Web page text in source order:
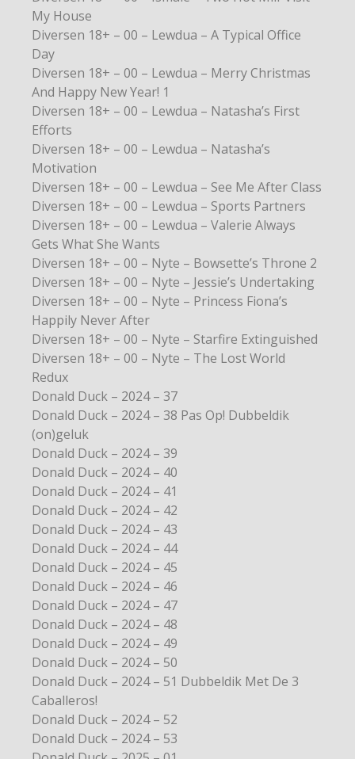
My House
Diversen 18+ – 00 – Lewdua – A Typical Office
Day
Diversen 18+ – 00 – Lewdua – Merry Christmas
And Happy New Year! 1
Diversen 18+ – 00 – Lewdua – Natasha’s First
Efforts
Diversen 18+ – 00 – Lewdua – Natasha’s
Motivation
Diversen 18+ – 00 – Lewdua – See Me After Class
Diversen 18+ – 00 – Lewdua – Sports Partners
Diversen 18+ – 00 – Lewdua – Valerie Always
Gets What She Wants
Diversen 18+ – 00 – Nyte – Bowsette’s Throne 2
Diversen 18+ – 00 – Nyte – Jessie’s Undertaking
Diversen 18+ – 00 – Nyte – Princess Fiona’s
Happily Never After
Diversen 18+ – 00 – Nyte – Starfire Extinguished
Diversen 18+ – 00 – Nyte – The Lost World
Redux
Donald Duck – 2024 – 37
Donald Duck – 2024 – 38 Pas Op! Dubbeldik
(on)geluk
Donald Duck – 2024 – 39
Donald Duck – 2024 – 40
Donald Duck – 2024 – 41
Donald Duck – 2024 – 42
Donald Duck – 2024 – 43
Donald Duck – 2024 – 44
Donald Duck – 2024 – 45
Donald Duck – 2024 – 46
Donald Duck – 2024 – 47
Donald Duck – 2024 – 48
Donald Duck – 2024 – 49
Donald Duck – 2024 – 50
Donald Duck – 2024 – 51 Dubbeldik Met De 3
Caballeros!
Donald Duck – 2024 – 52
Donald Duck – 2024 – 53